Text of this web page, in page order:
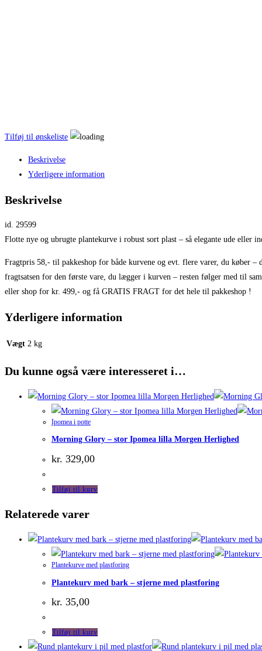
Tilføj til ønskeliste
Beskrivelse
Yderligere information
Beskrivelse
id. 29599
Flotte nye og ubrugte plantekurve i robust sort plast – så elegante ude eller
Fragtpris 58,- til pakkeshop for både kurvene og evt. flere varer, du køber –
fragtsatsen for den første vare, du lægger i kurven – resten følger med til
eller shop for kr. 499,- og få GRATIS FRAGT for det hele til pakkeshop !
Yderligere information
Vægt 2 kg
Du kunne også være interesseret i…
Ipomea i potte
Morning Glory – stor Ipomea lilla Morgen Herlighed
kr. 329,00
Tilføj til kurv
Relaterede varer
Plantekurve med plastforing
Plantekurv med bark – stjerne med plastforing
kr. 35,00
Tilføj til kurv